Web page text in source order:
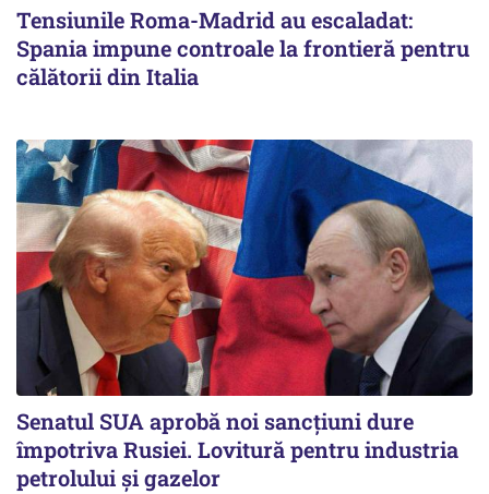
Tensiunile Roma-Madrid au escaladat:
Spania impune controale la frontieră pentru
călătorii din Italia
Senatul SUA aprobă noi sancțiuni dure
împotriva Rusiei. Lovitură pentru industria
petrolului și gazelor